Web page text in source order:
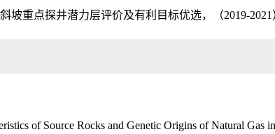
坡重点探井潜力层评价及有利目标优选，（2019-
of Source Rocks and Genetic Origins of Natural Gas